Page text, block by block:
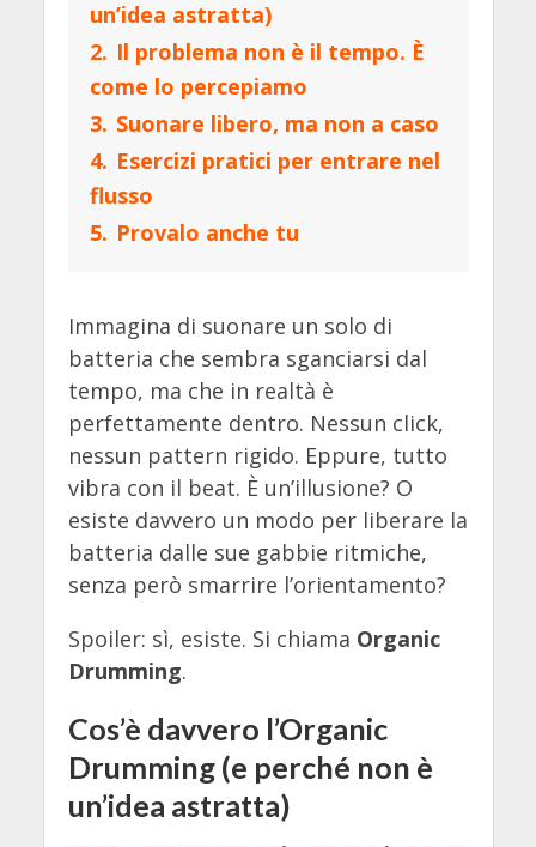
un’idea astratta)
2. Il problema non è il tempo. È
come lo percepiamo
3. Suonare libero, ma non a caso
4. Esercizi pratici per entrare nel
flusso
5. Provalo anche tu
Immagina di suonare un solo di
batteria che sembra sganciarsi dal
tempo, ma che in realtà è
perfettamente dentro. Nessun click,
nessun pattern rigido. Eppure, tutto
vibra con il beat. È un’illusione? O
esiste davvero un modo per liberare la
batteria dalle sue gabbie ritmiche,
senza però smarrire l’orientamento?
Spoiler: sì, esiste. Si chiama Organic
Drumming.
Cos’è davvero l’Organic
Drumming (e perché non è
un’idea astratta)